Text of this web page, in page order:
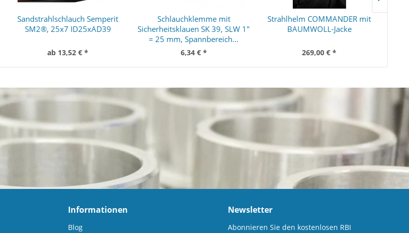
Sandstrahlschlauch Semperit
SM2®, 25x7 ID25xAD39
ab 13,52 € *
Schlauchklemme mit
Sicherheitsklauen SK 39, SLW 1"
= 25 mm, Spannbereich...
6,34 € *
Strahlhelm COMMANDER mit
BAUMWOLL-Jacke
269,00 € *
Informationen
Blog
Newsletter
Abonnieren Sie den kostenlosen RBI